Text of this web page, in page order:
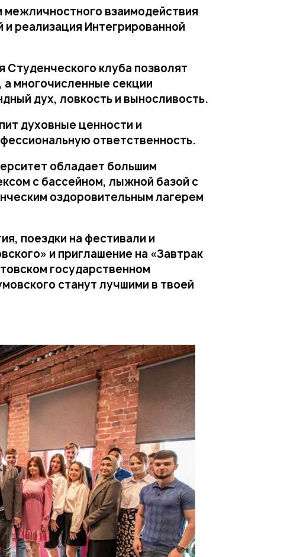
межличностного взаимодействия
реализация Интегрированной
Студенческого клуба позволят
а многочисленные секции
дух, ловкость и выносливость.
духовные ценности и
ответственность.
обладает большим
с бассейном, лыжной базой с
оздоровительным лагерем
поездки на фестивали и
и приглашение на «Завтрак
государственном
станут лучшими в твоей